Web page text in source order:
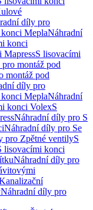
díly pro
MeplaNáhradní
konci
MapressS lisovacími
montáž pod
montáž pod
díly pro
MeplaNáhradní
konci VolexS
Náhradní díly pro S
Náhradní díly pro Se
pro Zpětné ventilyS
lisovacími konci
Náhradní díly pro
Náhradní díly pro